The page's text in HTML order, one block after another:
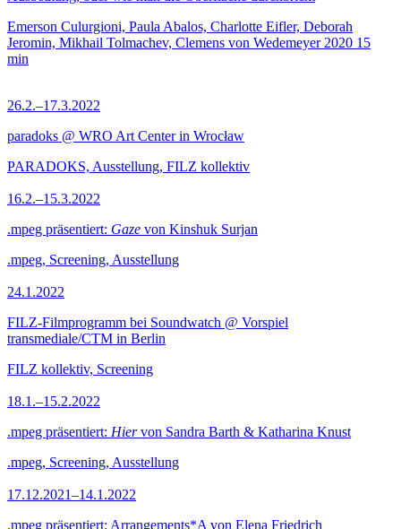
Emerson Culurgioni, Paula Abalos, Charlotte Eifler, Deborah
Jeromin, Mikhail Tolmachev, Clemens von Wedemeyer 2020 15
min
26.2.–17.3.2022
paradoks @ WRO Art Center in Wrocław
PARADOKS, Ausstellung, FILZ kollektiv
16.2.–15.3.2022
.mpeg präsentiert: Gaze von Kinshuk Surjan
.mpeg, Screening, Ausstellung
24.1.2022
FILZ-Filmprogramm bei Soundwatch @ Vorspiel
transmediale/CTM in Berlin
FILZ kollektiv, Screening
18.1.–15.2.2022
.mpeg präsentiert: Hiervon Sandra Barth & Katharina Knust
.mpeg, Screening, Ausstellung
17.12.2021–14.1.2022
.mpeg präsentiert: Arrangements*A von Elena Friedrich